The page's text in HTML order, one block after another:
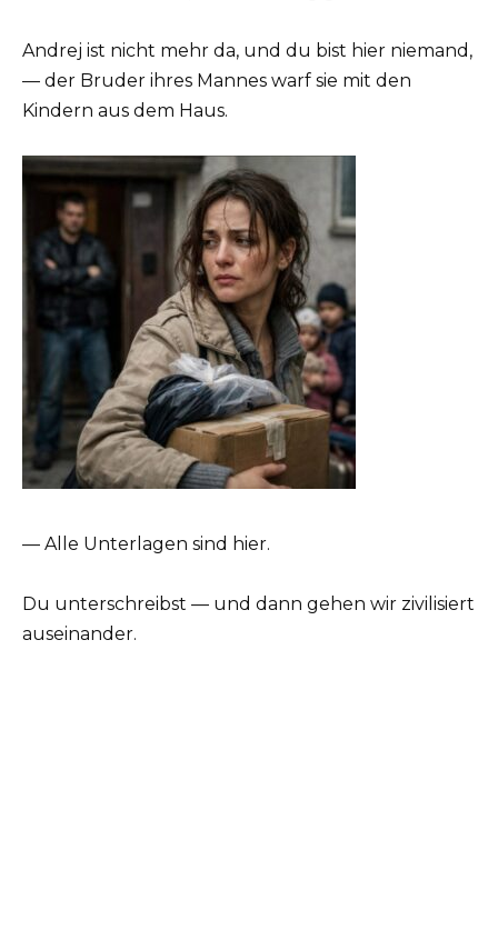
Andrej ist nicht mehr da, und du bist hier niemand,
— der Bruder ihres Mannes warf sie mit den
Kindern aus dem Haus.
— Alle Unterlagen sind hier.
Du unterschreibst — und dann gehen wir zivilisiert
auseinander.